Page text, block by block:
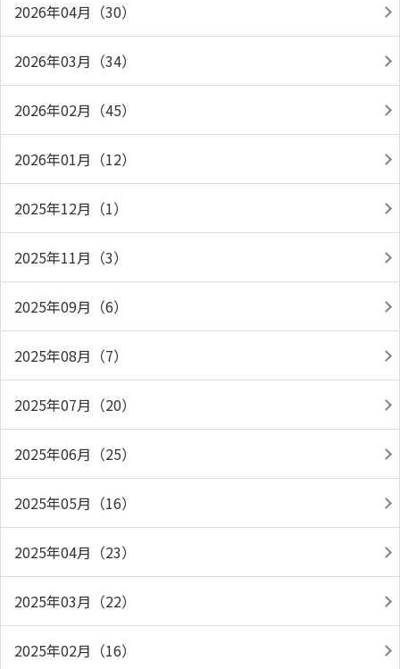
2026年04月（30）
2026年03月（34）
2026年02月（45）
2026年01月（12）
2025年12月（1）
2025年11月（3）
2025年09月（6）
2025年08月（7）
2025年07月（20）
2025年06月（25）
2025年05月（16）
2025年04月（23）
2025年03月（22）
2025年02月（16）